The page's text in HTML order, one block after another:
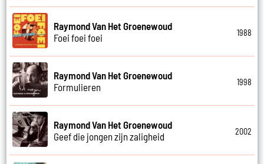
Raymond Van Het Groenewoud
Foei foei foei
1988
Raymond Van Het Groenewoud
Formulieren
1998
Raymond Van Het Groenewoud
Geef die jongen zijn zaligheid
2002